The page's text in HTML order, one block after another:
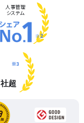
人事管理
システム
※2
社超
※3